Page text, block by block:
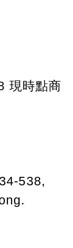
現時點商
538,